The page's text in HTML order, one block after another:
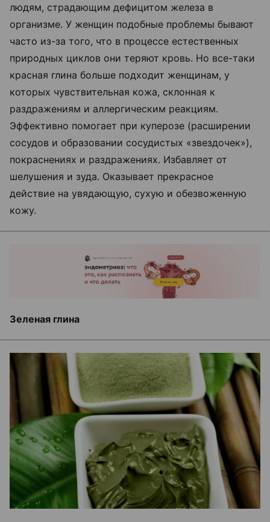
людям, страдающим дефицитом железа в
организме. У женщин подобные проблемы бывают
часто из-за того, что в процессе естественных
природных циклов они теряют кровь. Но все-таки
красная глина больше подходит женщинам, у
которых чувствительная кожа, склонная к
раздражениям и аллергическим реакциям.
Эффективно помогает при куперозе (расширении
сосудов и образовании сосудистых «звездочек»),
покраснениях и раздражениях. Избавляет от
шелушения и зуда. Оказывает прекрасное
действие на увядающую, сухую и обезвоженную
кожу.
Зеленая глина